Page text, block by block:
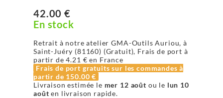
42.00 €
En stock
Retrait à notre atelier GMA-Outils Auriou, à
Saint-Juéry (81160) (Gratuit), Frais de port à
partir de4.21 € en France
Frais de port gratuits sur les commandes à
partir de 150.00 €
Livraison estimée le mer 12 août ou le lun 10
août en livraison rapide.